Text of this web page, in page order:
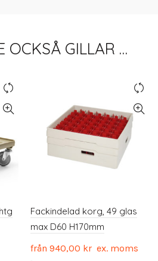
OCKSÅ GILLAR …
Fackindelad korg, 49 glas
max D60 H170mm
från 940,00 kr ex. moms